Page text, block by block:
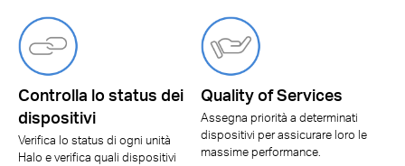
Controlla lo status dei
dispositivi
Verifica lo status di ogni unità
Halo e verifica quali dispositivi
Quality of Services
Assegna priorità a determinati
dispositivi per assicurare loro le
massime performance.